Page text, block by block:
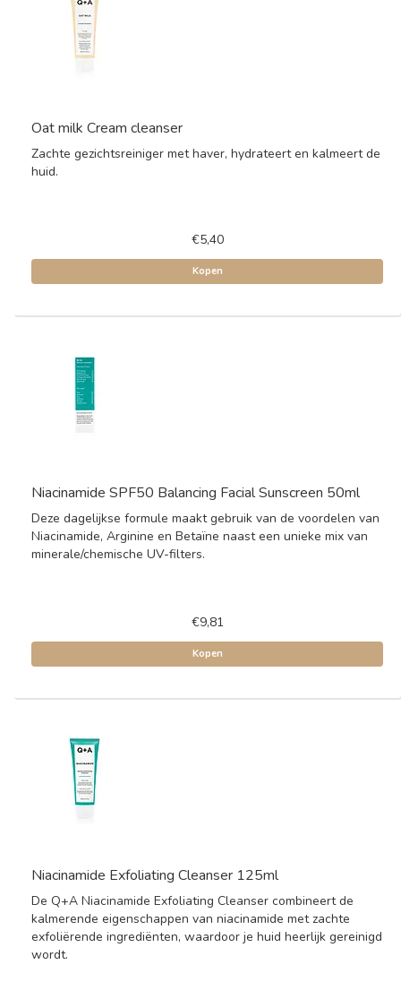
Oat milk Cream cleanser
Zachte gezichtsreiniger met haver, hydrateert en kalmeert de
huid.
€5,40
Kopen
Niacinamide SPF50 Balancing Facial Sunscreen 50ml
Deze dagelijkse formule maakt gebruik van de voordelen van
Niacinamide, Arginine en Betaïne naast een unieke mix van
minerale/chemische UV-filters.
€9,81
Kopen
Niacinamide Exfoliating Cleanser 125ml
De Q+A Niacinamide Exfoliating Cleanser combineert de
kalmerende eigenschappen van niacinamide met zachte
exfoliërende ingrediënten, waardoor je huid heerlijk gereinigd
wordt.